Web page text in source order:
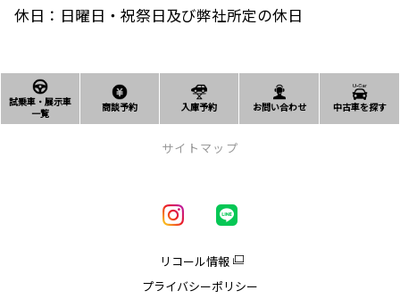
休日：日曜日・祝祭日及び弊社所定の休日
試乗車・展示車
一覧
商談予約 入庫予約 お問い合わせ 中古車を探す
サイトマップ
リコール情報
プライバシーポリシー